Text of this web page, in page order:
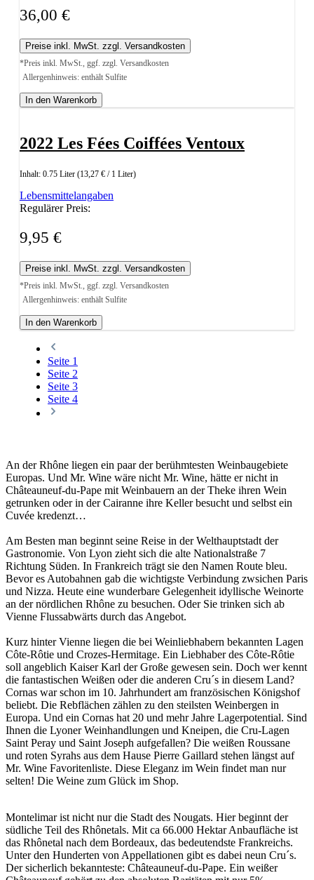
36,00 €
Preise inkl. MwSt. zzgl. Versandkosten
*Preis inkl. MwSt., ggf. zzgl. Versandkosten
Allergenhinweis: enthält Sulfite
In den Warenkorb
2022 Les Fées Coiffées Ventoux
Inhalt: 0.75 Liter (13,27 € / 1 Liter)
Lebensmittelangaben
Regulärer Preis:
9,95 €
Preise inkl. MwSt. zzgl. Versandkosten
*Preis inkl. MwSt., ggf. zzgl. Versandkosten
Allergenhinweis: enthält Sulfite
In den Warenkorb
Seite 1
Seite 2
Seite 3
Seite 4
An der Rhône liegen ein paar der berühmtesten Weinbaugebiete
Europas. Und Mr. Wine wäre nicht Mr. Wine, hätte er nicht in
Châteauneuf-du-Pape mit Weinbauern an der Theke ihren Wein
getrunken oder in der Cairanne ihre Keller besucht und selbst ein
Cuvée kredenzt…
Am Besten man beginnt seine Reise in der Welthauptstadt der
Gastronomie. Von Lyon zieht sich die alte Nationalstraße 7
Richtung Süden. In Frankreich trägt sie den Namen Route bleu.
Bevor es Autobahnen gab die wichtigste Verbindung zwsichen Paris
und Nizza. Heute eine wunderbare Gelegenheit idyllische Weinorte
an der nördlichen Rhône zu besuchen. Oder Sie trinken sich ab
Vienne Flussabwärts durch das Angebot.
Kurz hinter Vienne liegen die bei Weinliebhabern bekannten Lagen
Côte-Rôtie und Crozes-Hermitage. Ein Liebhaber des Côte-Rôtie
soll angeblich Kaiser Karl der Große gewesen sein. Doch wer kennt
die fantastischen Weißen oder die anderen Cru´s in diesem Land?
Cornas war schon im 10. Jahrhundert am französischen Königshof
beliebt. Die Rebflächen zählen zu den steilsten Weinbergen in
Europa. Und ein Cornas hat 20 und mehr Jahre Lagerpotential. Sind
Ihnen die Lyoner Weinhandlungen und Kneipen, die Cru-Lagen
Saint Peray und Saint Joseph aufgefallen? Die weißen Roussane
und roten Syrahs aus dem Hause Pierre Gaillard stehen längst auf
Mr. Wine Favoritenliste. Diese Eleganz im Wein findet man nur
selten! Die Weine zum Glück im Shop.
Montelimar ist nicht nur die Stadt des Nougats. Hier beginnt der
südliche Teil des Rhônetals. Mit ca 66.000 Hektar Anbaufläche ist
das Rhônetal nach dem Bordeaux, das bedeutendste Frankreichs.
Unter den Hunderten von Appellationen gibt es dabei neun Cru´s.
Der sicherlich bekannteste: Châteauneuf-du-Pape. Ein weißer